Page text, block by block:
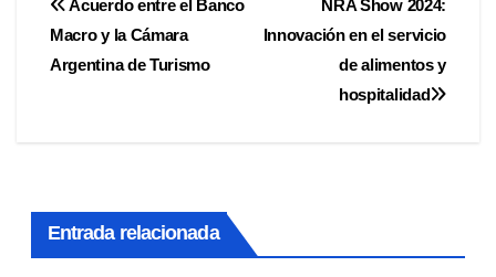
Navegación
de
NRA Show 2024:
Innovación en el servicio
de alimentos y
hospitalidad
Acuerdo entre el Banco
Macro y la Cámara
Argentina de Turismo
Entrada relacionada